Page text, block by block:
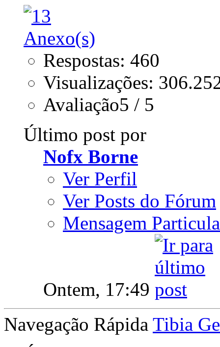
Respostas: 460
Visualizações:
Avaliação5 / 5
Último post por
Nofx Borne
Ver Perfil
Ver Posts do Fórum
Mensagem
Ontem, 17:49
Navegação Rápida Tibia